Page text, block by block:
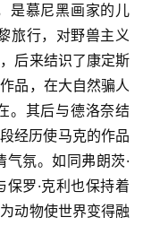
是慕尼黑画家的儿
旅行，对野兽主义
后来结识了康定斯
品，在大自然骗人
。其后与德洛奈结
经历使马克的作品
氛。如同弗朗茨·
罗·克利也保持着
动物使世界变得融